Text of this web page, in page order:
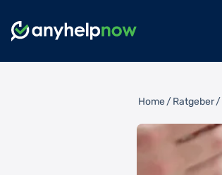
Home/Ratgeber/